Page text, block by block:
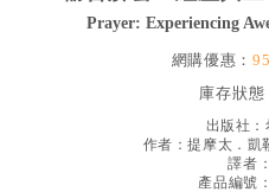
Prayer: Experiencing
網購優惠：
庫存狀態
出版社：
作者：提摩太．凱
譯者：
產品編號